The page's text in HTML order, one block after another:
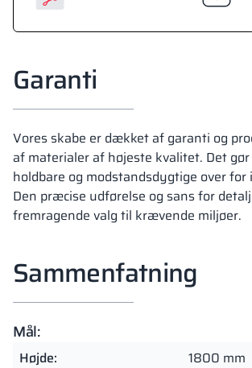
Garanti
Vores skabe er dækket af garanti og
af materialer af højeste kvalitet. Det
holdbare og modstandsdygtige over for
Den præcise udførelse og sans for
fremragende valg til krævende miljøer.
Sammenfatning
Mål:
Højde:
1800 mm